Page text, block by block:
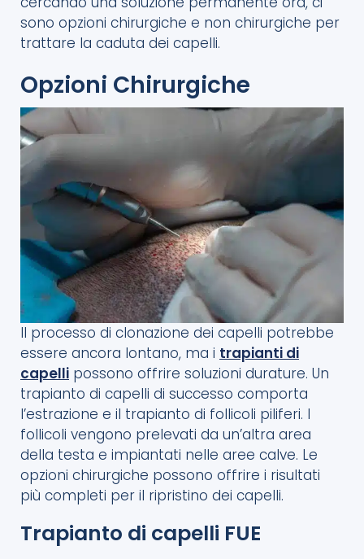
sono opzioni chirurgiche e non chirurgiche per
trattare la caduta dei capelli.
Opzioni Chirurgiche
Il processo di clonazione dei capelli potrebbe
essere ancora lontano, ma i trapianti di
capelli possono offrire soluzioni durature. Un
trapianto di capelli di successo comporta
l’estrazione e il trapianto di follicoli piliferi. I
follicoli vengono prelevati da un’altra area
della testa e impiantati nelle aree calve. Le
opzioni chirurgiche possono offrire i risultati
più completi per il ripristino dei capelli.
Trapianto di capelli FUE